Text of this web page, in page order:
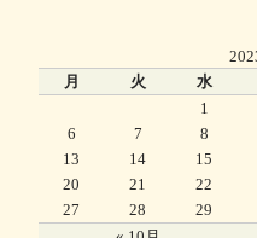
月
火 水
1
6
7 8
13
14 15
20
21 22
27
28 29